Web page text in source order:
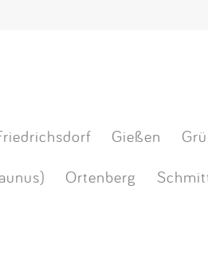
Gießen
Ortenberg